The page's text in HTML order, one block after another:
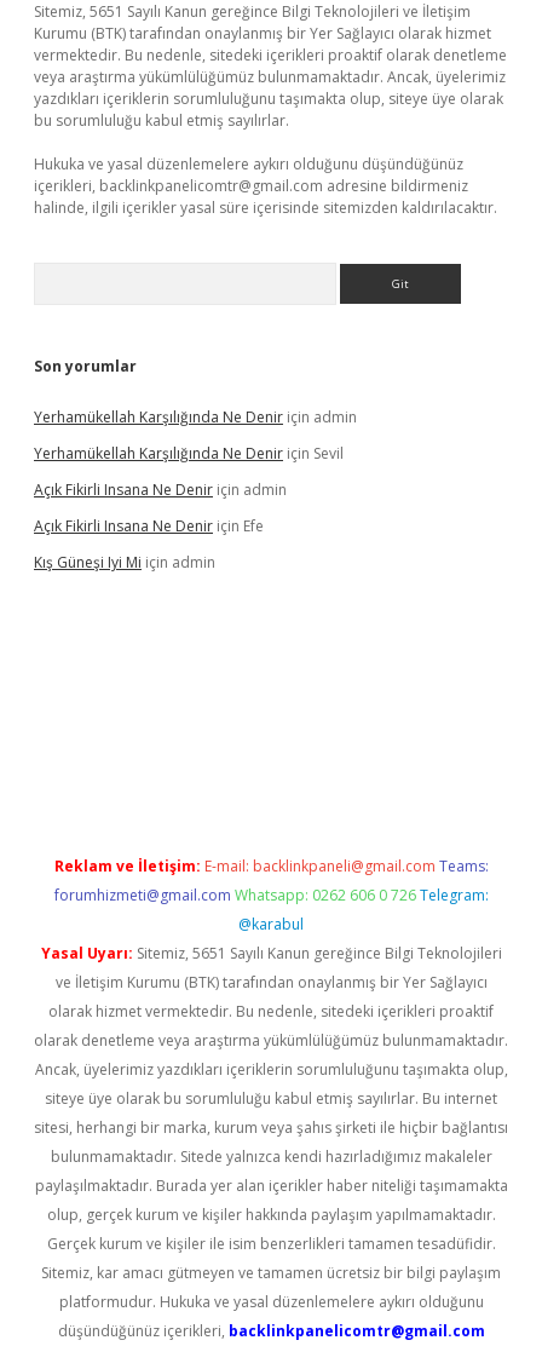
Sitemiz, 5651 Sayılı Kanun gereğince Bilgi Teknolojileri ve İletişim
Kurumu (BTK) tarafından onaylanmış bir Yer Sağlayıcı olarak hizmet
vermektedir. Bu nedenle, sitedeki içerikleri proaktif olarak denetleme
veya araştırma yükümlülüğümüz bulunmamaktadır. Ancak, üyelerimiz
yazdıkları içeriklerin sorumluluğunu taşımakta olup, siteye üye olarak
bu sorumluluğu kabul etmiş sayılırlar.
Hukuka ve yasal düzenlemelere aykırı olduğunu düşündüğünüz
içerikleri, backlinkpanelicomtr@gmail.com adresine bildirmeniz
halinde, ilgili içerikler yasal süre içerisinde sitemizden kaldırılacaktır.
Son yorumlar
Yerhamükellah Karşılığında Ne Denir için admin
Yerhamükellah Karşılığında Ne Denir için Sevil
Açık Fikirli Insana Ne Denir için admin
Açık Fikirli Insana Ne Denir için Efe
Kış Güneşi Iyi Mi için admin
Reklam ve İletişim: E-mail: backlinkpaneli@gmail.com Teams:
forumhizmeti@gmail.com Whatsapp: 0262 606 0 726 Telegram:
@karabul
Yasal Uyarı: Sitemiz, 5651 Sayılı Kanun gereğince Bilgi Teknolojileri
ve İletişim Kurumu (BTK) tarafından onaylanmış bir Yer Sağlayıcı
olarak hizmet vermektedir. Bu nedenle, sitedeki içerikleri proaktif
olarak denetleme veya araştırma yükümlülüğümüz bulunmamaktadır.
Ancak, üyelerimiz yazdıkları içeriklerin sorumluluğunu taşımakta olup,
siteye üye olarak bu sorumluluğu kabul etmiş sayılırlar. Bu internet
sitesi, herhangi bir marka, kurum veya şahıs şirketi ile hiçbir bağlantısı
bulunmamaktadır. Sitede yalnızca kendi hazırladığımız makaleler
paylaşılmaktadır. Burada yer alan içerikler haber niteliği taşımamakta
olup, gerçek kurum ve kişiler hakkında paylaşım yapılmamaktadır.
Gerçek kurum ve kişiler ile isim benzerlikleri tamamen tesadüfidir.
Sitemiz, kar amacı gütmeyen ve tamamen ücretsiz bir bilgi paylaşım
platformudur. Hukuka ve yasal düzenlemelere aykırı olduğunu
düşündüğünüz içerikleri, backlinkpanelicomtr@gmail.com